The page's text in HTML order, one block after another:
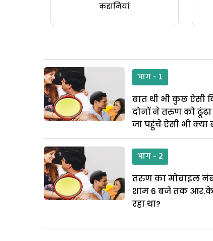
कहानियां
भाग - 1
बात थी भी कुछ ऐसी
दोनों ने तरुण को
जा पहुंचे ऐसी भी क्या
भाग - 2
तरुण का मोबाइल
शाम 6 बजे तक आर.के.
रहा था?